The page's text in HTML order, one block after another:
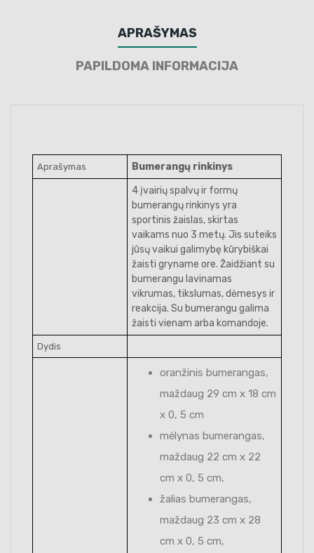
APRAŠYMAS
PAPILDOMA INFORMACIJA
Aprašymas
Bumerangų rinkinys
4 įvairių spalvų ir formų
bumerangų rinkinys yra
sportinis žaislas, skirtas
vaikams nuo 3 metų. Jis suteiks
jūsų vaikui galimybę kūrybiškai
žaisti gryname ore. Žaidžiant su
bumerangu lavinamas
vikrumas, tikslumas, dėmesys ir
reakcija. Su bumerangu galima
žaisti vienam arba komandoje.
Dydis
oranžinis bumerangas,
maždaug 29 cm x 18 cm
x 0, 5 cm
mėlynas bumerangas,
maždaug 22 cm x 22
cm x 0, 5 cm,
žalias bumerangas,
maždaug 23 cm x 28
cm x 0, 5 cm,